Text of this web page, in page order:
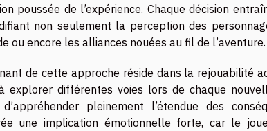
poussée de l’expérience. Chaque décision
non seulement la perception des
ou encore les alliances nouées au fil de l’aventure.
de cette approche réside dans la rejouabilité
explorer différentes voies lors de chaque
pleinement l’étendue des
une implication émotionnelle forte, car le